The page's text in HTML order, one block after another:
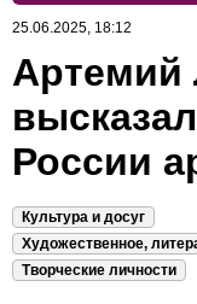
25.06.2025, 18:12
Артемий
России
Культура и досуг
Художественное,
Творческие личности